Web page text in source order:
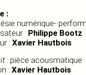
:
numérique-
: Philippe Bootz
: Xavier Hautbois
: pièce acousmatique
: Xavier Hautbois